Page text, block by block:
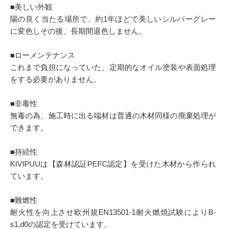
■美しい外観
陽の良く当たる場所で、約1年ほどで美しいシルバーグレー
に変色しその後、長期間退色しません。
■ローメンテナンス
これまで負担になっていた、定期的なオイル塗装や表面処理
をする必要がありません。
■非毒性
無毒の為、施工時に出る端材は普通の木材同様の廃棄処理が
できます。
■持続性
KIVIPUUは【森林認証PEFC認定】を受けた木材から作られ
ています。
■難燃性
耐火性を向上させ欧州規EN13501-1耐火燃焼試験によりB-
s1,d0の認定を受けています。